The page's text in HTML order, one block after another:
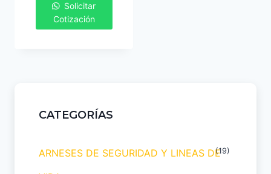
Solicitar
Cotización
CATEGORÍAS
ARNESES DE SEGURIDAD Y LINEAS DE(19)